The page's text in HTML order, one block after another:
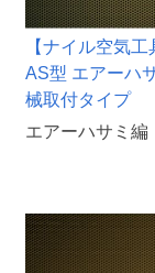
【ナイル空気工
AS型 エアーハ
械取付タイプ
エアーハサミ編